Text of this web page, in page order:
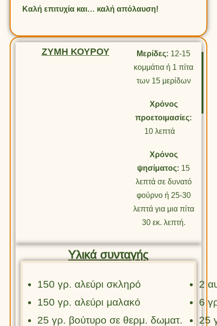
Καλή επιτυχία και… καλή απόλαυση!
ΖΥΜΗ ΚΟΥΡΟΥ Μερίδες: 12-15
κομμάτια ή 1 πίτα
των 15 μερίδων
Χρόνος
προετοιμασίες:
10 λεπτά
Χρόνος
ψησίματος: 15
λεπτά σε δυνατό
φούρνο ή 25-30
λεπτά για μια πίτα
30 εκ. λεπτή.
Υλικά συνταγής
150 γρ. αλεύρι σκληρό
150 γρ. αλεύρι μαλακό
25 γρ. βούτυρο σε θερμ. δωματ.
2
6
25